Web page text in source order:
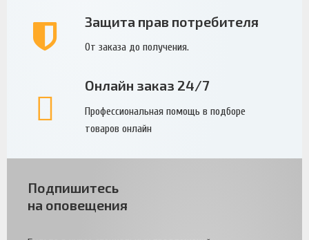
Защита прав потребителя
От заказа до получения.
Онлайн заказ 24/7
Профессиональная помощь в подборе
товаров онлайн
Подпишитесь
на оповещения